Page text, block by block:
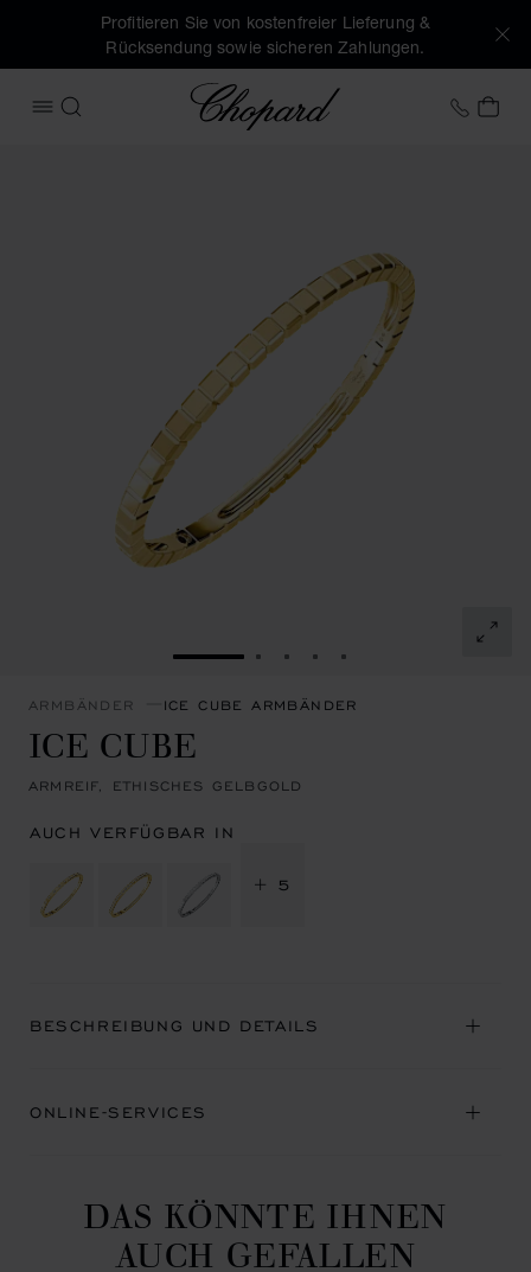
Profitieren Sie von kostenfreier Lieferung &
Rücksendung sowie sicheren Zahlungen.
MENÜ ÖFFNEN
SUCHEN
Chopard +49
ZUR FOLIE GEHEN 1
ZUR FOLIE GEHEN 2
ZUR FOLIE GEHEN 3
ZUR FOLIE GEHEN 4
ZUR FOLIE GEHEN
ARMBÄNDER ICE CUBE ARMBÄNDER
ICE CUBE
ARMREIF, ETHISCHES GELBGOLD
AUCH VERFÜGBAR IN
+ 5
BESCHREIBUNG UND DETAILS
ONLINE-SERVICES
DAS KÖNNTE IHNEN
AUCH GEFALLEN